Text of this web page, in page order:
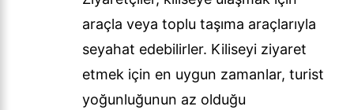
araçla veya toplu taşıma araçlarıyla
seyahat edebilirler. Kiliseyi ziyaret
etmek için en uygun zamanlar, turist
yoğunluğunun az olduğu